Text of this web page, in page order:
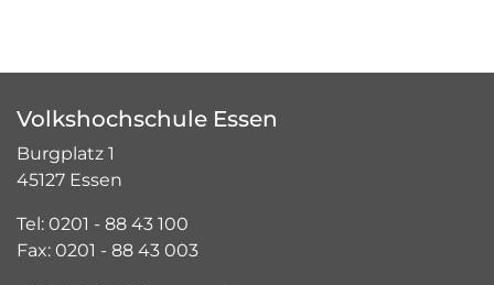
Volkshochschule Essen
Burgplatz 1
45127 Essen
Tel: 0201 - 88 43 100
Fax: 0201 - 88 43 003